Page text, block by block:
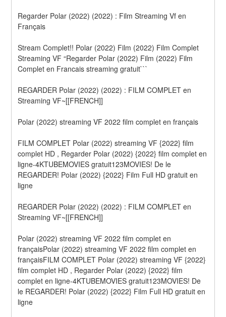
Regarder Polar (2022) (2022) : Film Streaming Vf en
Français
Stream Complet!! Polar (2022) Film (2022) Film Complet
Streaming VF “Regarder Polar (2022) Film (2022) Film
Complet en Francais streaming gratuit```
REGARDER Polar (2022) (2022) : FILM COMPLET en
Streaming VF~[[FRENCH]]
Polar (2022) streaming VF 2022 film complet en français
FILM COMPLET Polar (2022) streaming VF {2022} film
complet HD , Regarder Polar (2022) {2022} film complet en
ligne-4KTUBEMOVIES gratuit123MOVIES! De le
REGARDER! Polar (2022) {2022} Film Full HD gratuit en
ligne
REGARDER Polar (2022) (2022) : FILM COMPLET en
Streaming VF~[[FRENCH]]
Polar (2022) streaming VF 2022 film complet en
françaisPolar (2022) streaming VF 2022 film complet en
françaisFILM COMPLET Polar (2022) streaming VF {2022}
film complet HD , Regarder Polar (2022) {2022} film
complet en ligne-4KTUBEMOVIES gratuit123MOVIES! De
le REGARDER! Polar (2022) {2022} Film Full HD gratuit en
ligne